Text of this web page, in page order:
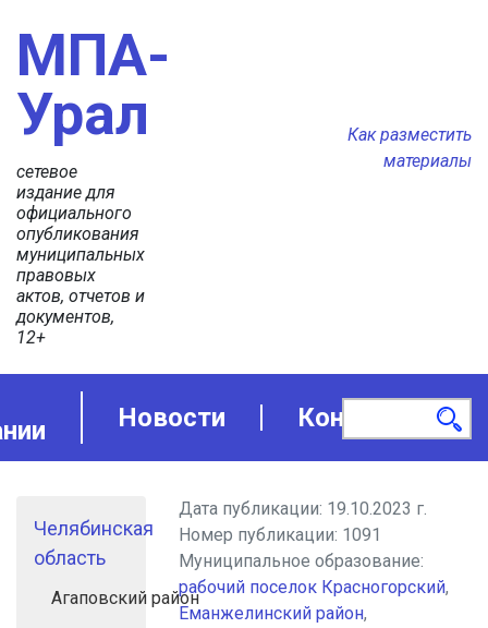
МПА-
Урал
сетевое
издание для
официального
опубликования
муниципальных
правовых
актов, отчетов и
документов,
12+
Как разместить
материалы
Новости Контакты
Челябинская
область
Агаповский район
Дата публикации: 19.10.2023 г.
Номер публикации: 1091
Муниципальное образование:
рабочий поселок Красногорский,
Еманжелинский район,